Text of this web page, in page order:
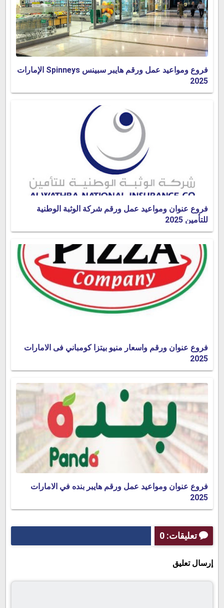
فروع ومواعيد عمل ورقم هايبر سبينس Spinneys الإمارات
2025
فروع عنوان ومواعيد عمل ورقم شركة الوثبة الوطنية
للتأمين 2025
فروع عنوان ورقم واسعار منيو بيتزا كومباني فى الامارات
2025
فروع عنوان ومواعيد عمل ورقم هايبر بنده في الامارات
2025
تعليقات: 0
إرسال تعليق